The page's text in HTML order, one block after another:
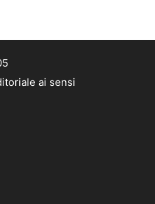
ai sensi